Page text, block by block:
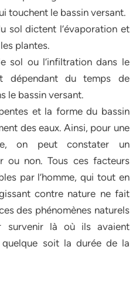
touchent le bassin versant.
sol dictent l’évaporation et
plantes.
sol ou l’infiltration dans le
dépendant du temps de
le bassin versant.
et la forme du bassin
des eaux. Ainsi, pour une
on peut constater un
ou non. Tous ces facteurs
par l’homme, qui tout en
contre nature ne fait
des phénomènes naturels
survenir là où ils avaient
quelque soit la durée de la